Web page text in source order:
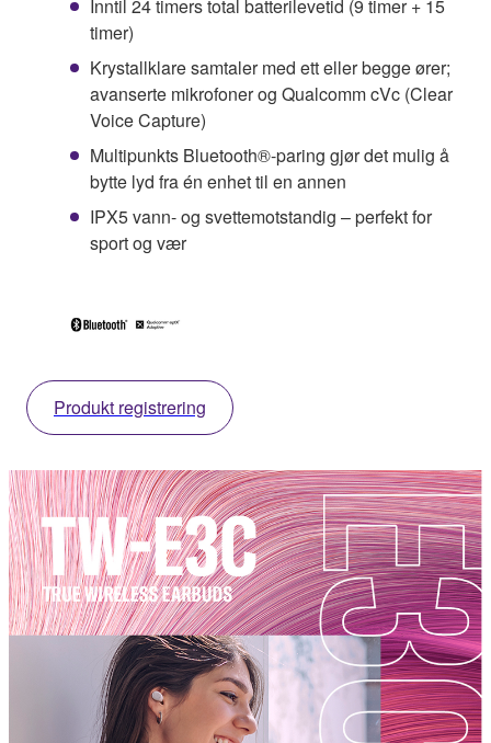
Inntil 24 timers total batterilevetid (9 timer + 15
timer)
Krystallklare samtaler med ett eller begge ører;
avanserte mikrofoner og Qualcomm cVc (Clear
Voice Capture)
Multipunkts Bluetooth®-paring gjør det mulig å
bytte lyd fra én enhet til en annen
IPX5 vann- og svettemotstandig – perfekt for
sport og vær
Produkt registrering